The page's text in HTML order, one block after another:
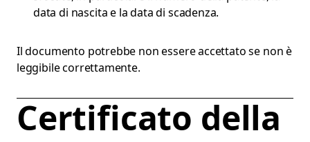
data di nascita e la data di scadenza.
Il documento potrebbe non essere accettato se non è
leggibile correttamente.
Certificato della